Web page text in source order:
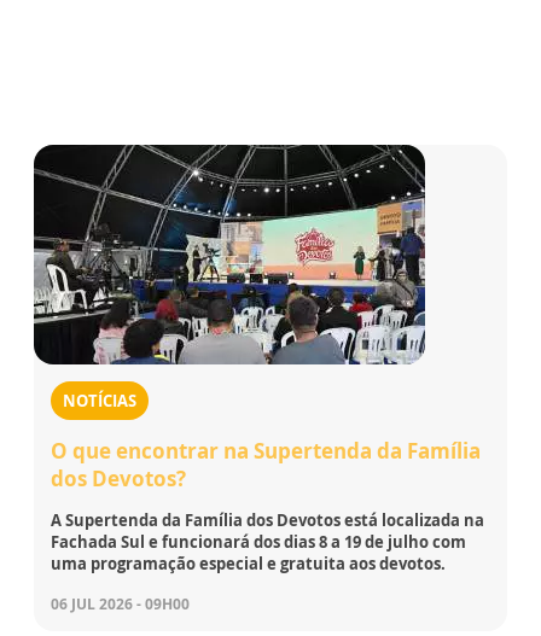
NOTÍCIAS
O que encontrar na Supertenda da Família
dos Devotos?
A Supertenda da Família dos Devotos está localizada na
Fachada Sul e funcionará dos dias 8 a 19 de julho com
uma programação especial e gratuita aos devotos.
06 JUL 2026 - 09H00